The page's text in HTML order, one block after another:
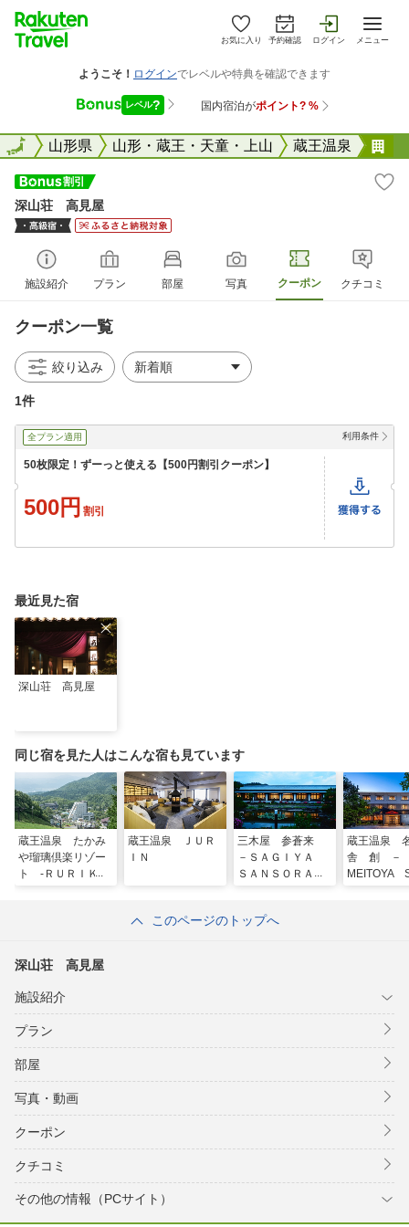
お気に入り 予約確認 ログイン メニュー
全国山形県 山形・蔵王・天童・上山 蔵王温泉
全国
深山荘 高見屋
施設紹介 プラン 部屋 写真 クーポン クチコミ
クーポン一覧
絞り込み
1件
利用条件
全プラン適用
50枚限定！ずーっと使える【500円割引クーポン】
500円 割引
最近見た宿
深山荘 高見屋
同じ宿を見た人はこんな宿も見ています
蔵王温泉 たかみ
や瑠璃倶楽リゾー
ト ‐ＲＵＲＩＫＵ
蔵王温泉 ＪＵＲ
ＩＮ
三木屋 参蒼来
－ＳＡＧＩＹＡ
ＳＡＮＳＯＲＡＩ
蔵王温泉
舎 創 －
MEITOYA
このページのトップへ
深山荘 高見屋
施設紹介
プラン
部屋
写真・動画
クーポン
クチコミ
その他の情報（PCサイト）